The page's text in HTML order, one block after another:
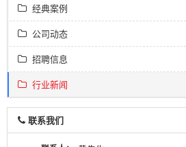
经典案例
公司动态
招聘信息
行业新闻
联系我们